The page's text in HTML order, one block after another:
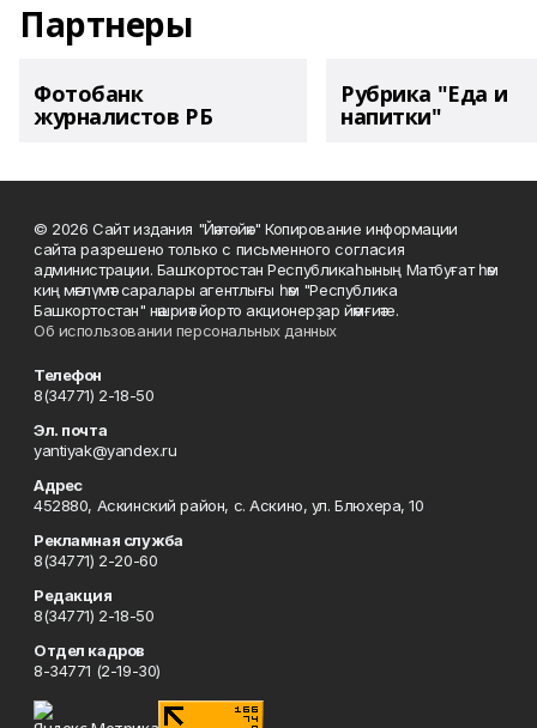
Партнеры
Фотобанк
журналистов РБ
Рубрика "Еда и
напитки"
© 2026 Сайт издания "Йәнтөйәк" Копирование информации
сайта разрешено только с письменного согласия
администрации. Башҡортостан Республикаһының Матбуғат һәм
киң мәғлүмәт саралары агентлығы һәм "Республика
Башкортостан" нәшриәт йорто акционерҙар йәмғиәте.
Об использовании персональных данных
Телефон
8(34771) 2-18-50
Эл. почта
yantiyak@yandex.ru
Адрес
452880, Аскинский район, с. Аскино, ул. Блюхера, 10
Рекламная служба
8(34771) 2-20-60
Редакция
8(34771) 2-18-50
Отдел кадров
8-34771 (2-19-30)